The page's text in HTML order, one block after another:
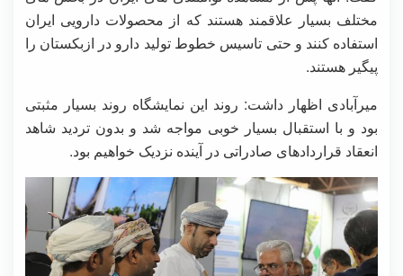
مختلف بسیار علاقمند هستند که از محصولات دارویی ایران
استفاده کنند و حتی تاسیس خطوط تولید دارو در ازبکستان را
پیگیر هستند.
میرآبادی اظهار داشت: روند این نمایشگاه روند بسیار مثبتی
بود و با استقبال بسیار خوبی مواجه شد و بدون تردید شاهد
انعقاد قراردادهای صادراتی در آینده نزدیک خواهیم بود.